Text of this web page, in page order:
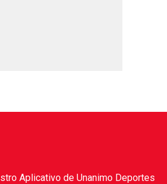
Aplicativo de Unanimo Deportes